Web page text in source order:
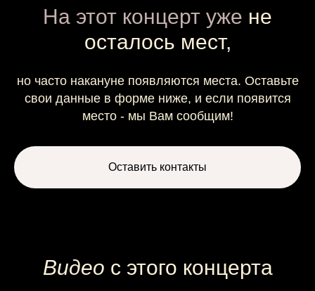
На этот концерт уже не
осталось мест,
но часто накануне появляются места. Оставьте
свои данные в форме ниже, и если появится
место - мы Вам сообщим!
Оставить контакты
Видео с этого концерта